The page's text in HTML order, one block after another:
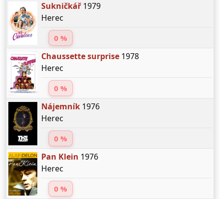
Sukničkář1979
Herec
0 %
Chaussette surprise1978
Herec
0 %
Nájemník1976
Herec
0 %
Pan Klein 1976
Herec
0 %